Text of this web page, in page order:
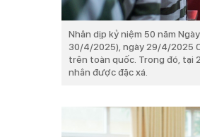
Nhân dịp kỷ niệm 50 năm
30/4/2025), ngày 29/4/2025
trên toàn quốc. Trong đó, tại
nhân được đặc xá.